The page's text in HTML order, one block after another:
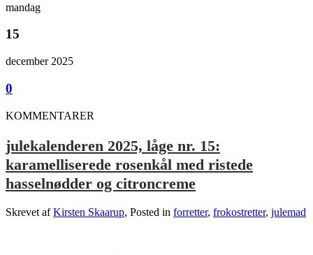
mandag
15
december 2025
0
KOMMENTARER
julekalenderen 2025, låge nr. 15:
karamelliserede rosenkål med ristede
hasselnødder og citroncreme
Skrevet afKirsten Skaarup, Posted in forretter, frokostretter, julemad